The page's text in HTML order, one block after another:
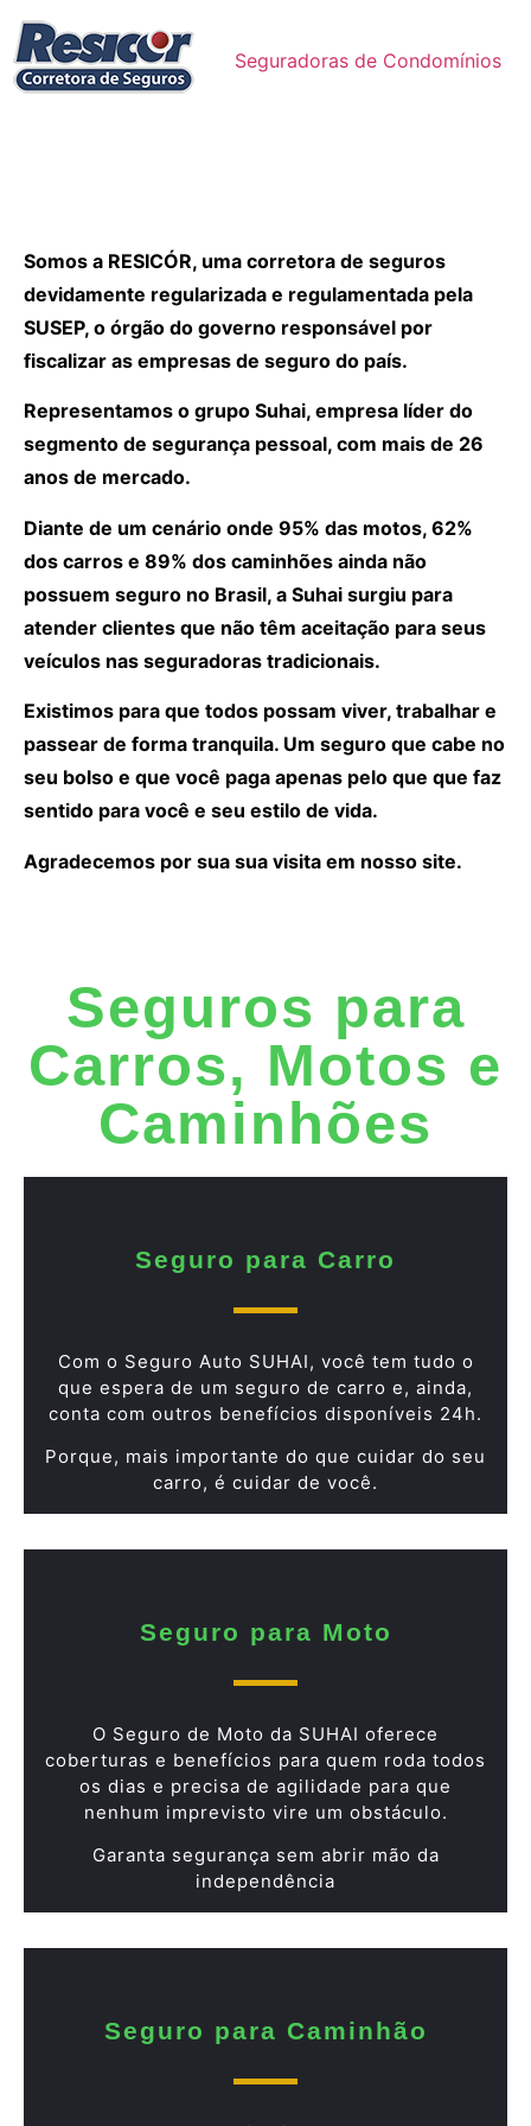
Seguradoras de Condomínios
Somos a RESICÓR, uma corretora de seguros
devidamente regularizada e regulamentada pela
SUSEP, o órgão do governo responsável por
fiscalizar as empresas de seguro do país.
Representamos o grupo Suhai, empresa líder do
segmento de segurança pessoal, com mais de 26
anos de mercado.
Diante de um cenário onde 95% das motos, 62%
dos carros e 89% dos caminhões ainda não
possuem seguro no Brasil, a Suhai surgiu para
atender clientes que não têm aceitação para seus
veículos nas seguradoras tradicionais.
Existimos para que todos possam viver, trabalhar e
passear de forma tranquila. Um seguro que cabe no
seu bolso e que você paga apenas pelo que que faz
sentido para você e seu estilo de vida.
Agradecemos por sua sua visita em nosso site.
Seguros para
Carros, Motos e
Caminhões
Seguro para Carro
Com o Seguro Auto SUHAI, você tem tudo o
que espera de um seguro de carro e, ainda,
conta com outros benefícios disponíveis 24h.
Porque, mais importante do que cuidar do seu
carro, é cuidar de você.
Seguro para Moto
O Seguro de Moto da SUHAI oferece
coberturas e benefícios para quem roda todos
os dias e precisa de agilidade para que
nenhum imprevisto vire um obstáculo.
Garanta segurança sem abrir mão da
independência
Seguro para Caminhão